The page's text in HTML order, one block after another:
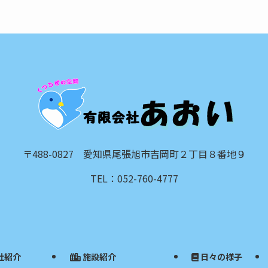
〒488-0827 愛知県尾張旭市吉岡町２丁目８番地９
TEL：052-760-4777
紹介 施設紹介 日々の様子